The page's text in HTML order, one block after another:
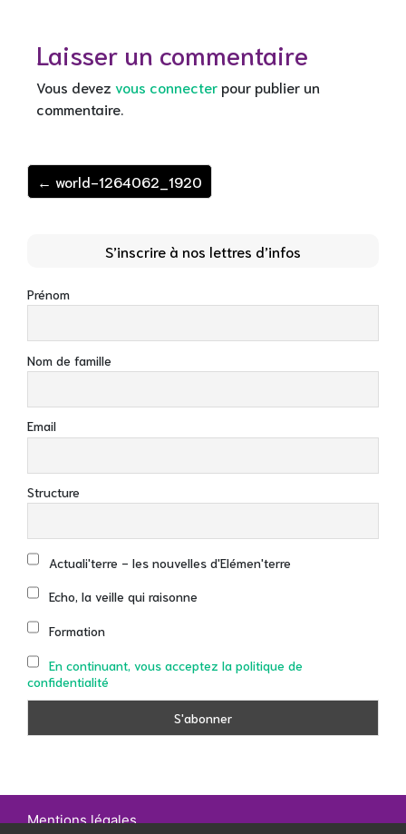
Laisser un commentaire
Vous devez vous connecterpour publier un
commentaire.
← world-1264062_1920
S’inscrire à nos lettres d’infos
Prénom
Nom de famille
Email
Structure
Actuali'terre - les nouvelles d'Elémen'terre
Echo, la veille qui raisonne
Formation
En continuant, vous acceptez la politique de
confidentialité
Mentions légales